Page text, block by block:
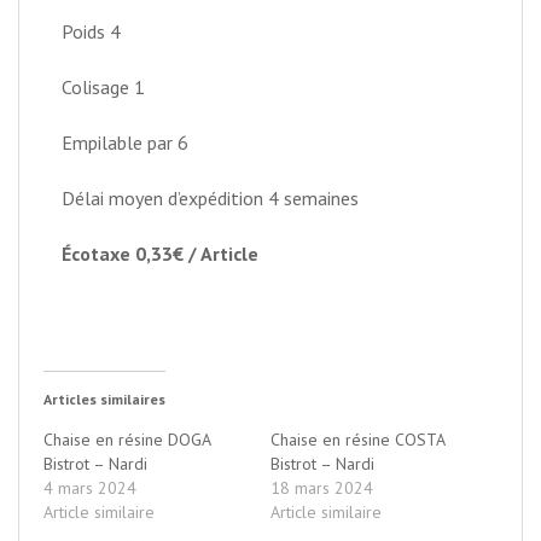
Poids 4
Colisage 1
Empilable par 6
Délai moyen d’expédition 4 semaines
Écotaxe 0,33€ / Article
Articles similaires
Chaise en résine DOGA
Bistrot – Nardi
4 mars 2024
Article similaire
Chaise en résine COSTA
Bistrot – Nardi
18 mars 2024
Article similaire